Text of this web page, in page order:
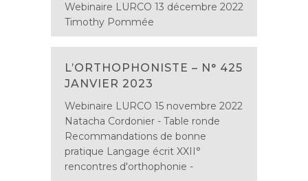
Webinaire LURCO 13 décembre 2022
Timothy Pommée
L’ORTHOPHONISTE – N° 425
JANVIER 2023
Webinaire LURCO 15 novembre 2022
Natacha Cordonier - Table ronde
Recommandations de bonne
pratique Langage écrit XXII°
rencontres d'orthophonie -